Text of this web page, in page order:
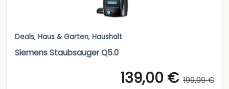
Deals, Haus & Garten, Haushalt
Siemens Staubsauger Q5.0
139,00 € 199,99 €